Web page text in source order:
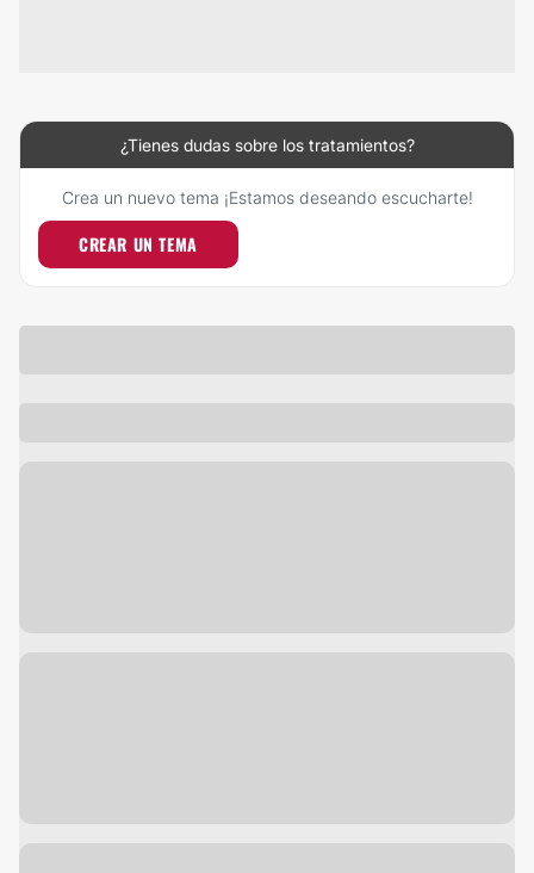
¿Tienes dudas sobre los tratamientos?
Crea un nuevo tema ¡Estamos deseando escucharte!
CREAR UN TEMA